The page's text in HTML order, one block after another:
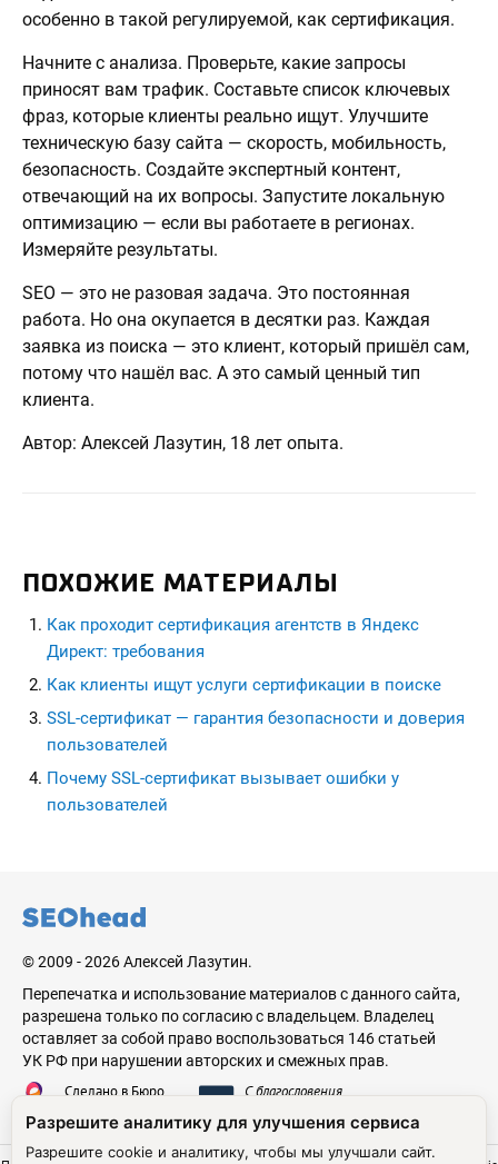
особенно в такой регулируемой, как сертификация.
Начните с анализа. Проверьте, какие запросы
приносят вам трафик. Составьте список ключевых
фраз, которые клиенты реально ищут. Улучшите
техническую базу сайта — скорость, мобильность,
безопасность. Создайте экспертный контент,
отвечающий на их вопросы. Запустите локальную
оптимизацию — если вы работаете в регионах.
Измеряйте результаты.
SEO — это не разовая задача. Это постоянная
работа. Но она окупается в десятки раз. Каждая
заявка из поиска — это клиент, который пришёл сам,
потому что нашёл вас. А это самый ценный тип
клиента.
Автор: Алексей Лазутин, 18 лет опыта.
ПОХОЖИЕ МАТЕРИАЛЫ
Как проходит сертификация агентств в Яндекс
Директ: требования
Как клиенты ищут услуги сертификации в поиске
SSL-сертификат — гарантия безопасности и доверия
пользователей
Почему SSL-сертификат вызывает ошибки у
пользователей
© 2009 - 2026 Алексей Лазутин.
Перепечатка и использование материалов с данного сайта,
разрешена только по согласию с владельцем. Владелец
оставляет за собой право воспользоваться 146 статьей
УК РФ при нарушении авторских и смежных прав.
Сделано в Бюро
С благословения
Разрешите аналитику для улучшения сервиса
Разрешите cookie и аналитику, чтобы мы улучшали сайт.